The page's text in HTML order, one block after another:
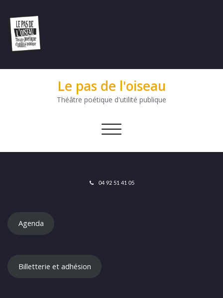
Le pas de l'oiseau
Théâtre poétique d'utilité publique
Afficher/masquer
navigation
04 92 51 41 05
Agenda
Billetterie et adhésion